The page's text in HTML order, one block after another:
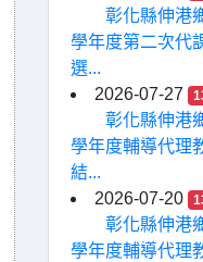
彰化縣伸港
學年度第二次代
選...
2026-07-27
彰化縣伸港
學年度輔導代理
結...
2026-07-20
彰化縣伸港
學年度輔導代理